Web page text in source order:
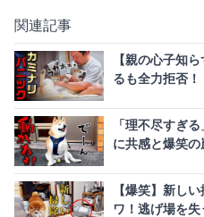
関連記事
【親の心子知
るも全力拒否
「理不尽すぎ
に共感と爆笑の
【爆笑】新し
ワ！逃げ場を